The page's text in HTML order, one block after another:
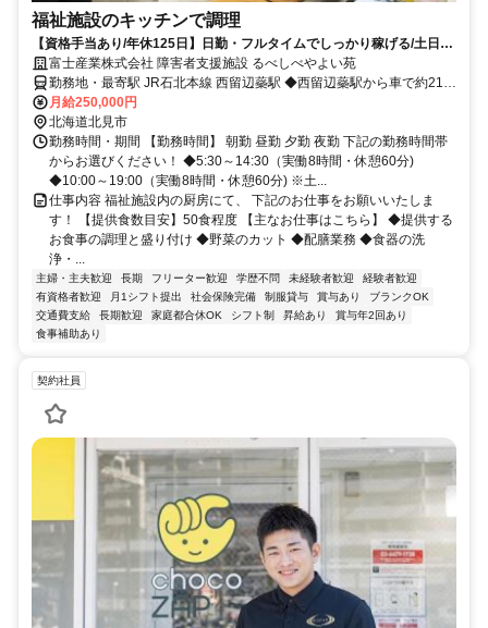
福祉施設のキッチンで調理
【資格手当あり/年休125日】日勤・フルタイムでしっかり稼げる/土日祝
勤務OK/西留辺蘂駅方面で勤務
富士産業株式会社 障害者支援施設 るべしべやよい苑
勤務地・最寄駅 JR石北本線 西留辺蘂駅 ◆西留辺蘂駅から車で約21分
※車通勤OK (無料駐車場あり)
月給250,000円
北海道北見市
勤務時間・期間 【勤務時間】 朝勤 昼勤 夕勤 夜勤 下記の勤務時間帯
からお選びください！ ◆5:30～14:30（実働8時間・休憩60分)
◆10:00～19:00（実働8時間・休憩60分) ※土...
仕事内容 福祉施設内の厨房にて、 下記のお仕事をお願いいたしま
す！ 【提供食数目安】50食程度 【主なお仕事はこちら】 ◆提供する
お食事の調理と盛り付け ◆野菜のカット ◆配膳業務 ◆食器の洗
浄・...
主婦・主夫歓迎 長期 フリーター歓迎 学歴不問 未経験者歓迎
経験者歓迎
有資格者歓迎
月1シフト提出 社会保険完備 制服貸与 賞与あり
ブランクOK
交通費支給
長期歓迎 家庭都合休OK シフト制 昇給あり
賞与年2回あり
食事補助あり
契約社員